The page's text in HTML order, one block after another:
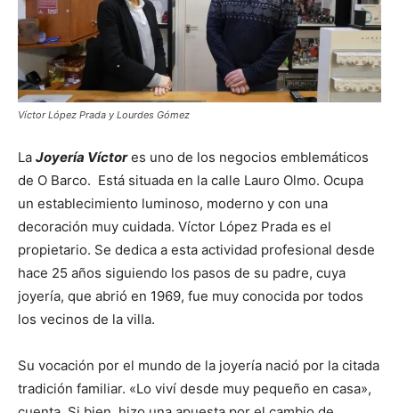
Víctor López Prada y Lourdes Gómez
La Joyería Víctores uno de los negocios emblemáticos
de O Barco. Está situada en la calle Lauro Olmo. Ocupa
un establecimiento luminoso, moderno y con una
decoración muy cuidada. Víctor López Prada es el
propietario. Se dedica a esta actividad profesional desde
hace 25 años siguiendo los pasos de su padre, cuya
joyería, que abrió en 1969, fue muy conocida por todos
los vecinos de la villa.
Su vocación por el mundo de la joyería nació por la citada
tradición familiar. «Lo viví desde muy pequeño en casa»,